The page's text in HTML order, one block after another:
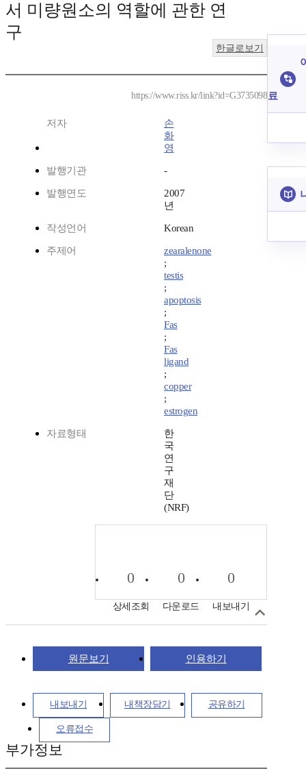
서 미량원소의 역할에 관한 연
구
한글로보기
https://www.riss.kr/link?id=G3735098
저자
손
화
영
발행기관 -
발행연도
2007
년
작성언어 Korean
주제어
zearalenone
;
testis
;
apoptosis
;
Fas
;
Fas
ligand
;
copper
;
estrogen
자료형태
한
국
연
구
재
단
(NRF)
0
상세조회
0
다운로드
0
내보내기
원문보기 인용하기
내보내기 내책장담기 공유하기
오류접수
부가정보
료